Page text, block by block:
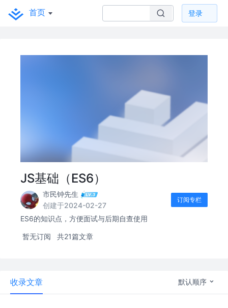
首页 登录
JS基础（ES6）
市民钟先生
创建于2024-02-27
订阅专栏
ES6的知识点，方便面试与后期自查使用
暂无订阅 共21篇文章
收录文章 默认顺序